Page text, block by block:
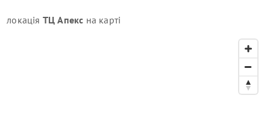
локація ТЦ Апекс на карті